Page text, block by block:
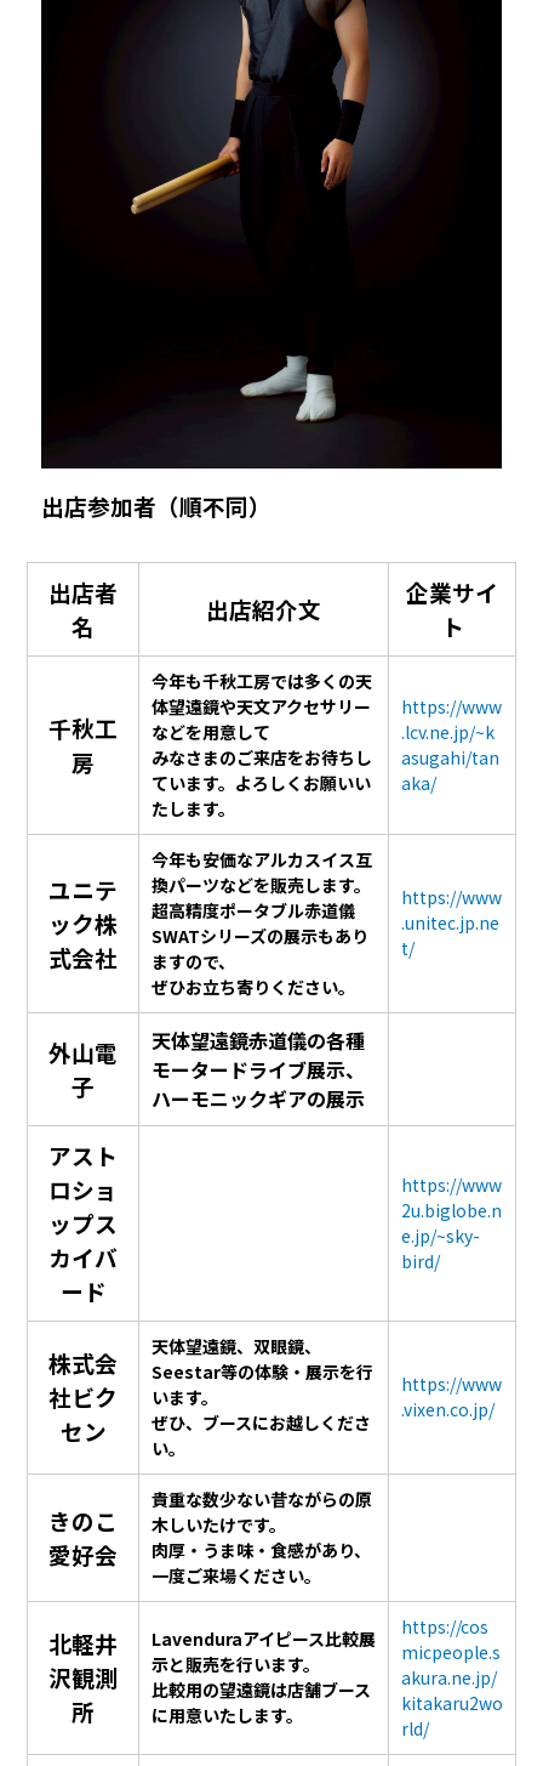
出店参加者（順不同）
出店者
名
出店紹介文
企業サイ
ト
千秋工
房
今年も千秋工房では多くの天
体望遠鏡や天文アクセサリー
などを用意して
みなさまのご来店をお待ちし
ています。よろしくお願いい
たします。
https://www
.lcv.ne.jp/~k
asugahi/tan
aka/
ユニテ
ック株
式会社
今年も安価なアルカスイス互
換パーツなどを販売します。
超高精度ポータブル赤道儀
SWATシリーズの展示もあり
ますので、
ぜひお立ち寄りください。
https://www
.unitec.jp.ne
t/
外山電
子
天体望遠鏡赤道儀の各種
モータードライブ展示、
ハーモニックギアの展示
アスト
ロショ
ップス
カイバ
ード
https://www
2u.biglobe.n
e.jp/~sky-
bird/
株式会
社ビク
セン
天体望遠鏡、双眼鏡、
Seestar等の体験・展示を行
います。
ぜひ、ブースにお越しくださ
い。
https://www
.vixen.co.jp/
きのこ
愛好会
貴重な数少ない昔ながらの原
木しいたけです。
肉厚・うま味・食感があり、
一度ご来場ください。
北軽井
沢観測
所
Lavenduraアイピース比較展
示と販売を行います。
比較用の望遠鏡は店舗ブース
に用意いたします。
https://cos
micpeople.s
akura.ne.jp/
kitakaru2wo
rld/